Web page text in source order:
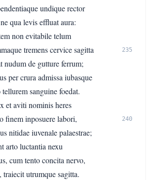
undique rector
qua levis effluat aura:
non evitabile telum
tremens cervice sagitta
235
nudum de gutture ferrum;
per crura admissa iubasque
sanguine foedat.
et aviti nominis heres
finem inposuere labori,
240
nitidae iuvenale palaestrae;
arto luctantia nexu
cum tento concita nervo,
utrumque sagitta.